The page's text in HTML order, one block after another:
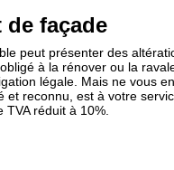
façade
peut présenter des
à la rénover ou la
légale. Mais ne vous
et reconnu, est à votre
réduit à 10%.